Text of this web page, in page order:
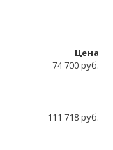
Цена
74 700 руб.
111 718 руб.